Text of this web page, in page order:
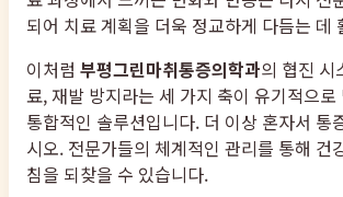
되어 치료 계획을 더욱 정교하게 다듬는 데
이처럼 부평그린마취통증의학과의 협진 시
료, 재발 방지라는 세 가지 축이 유기적으로
통합적인 솔루션입니다. 더 이상 혼자서 통
시오. 전문가들의 체계적인 관리를 통해 건
침을 되찾을 수 있습니다.